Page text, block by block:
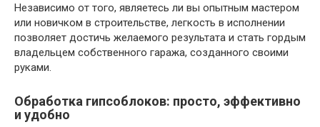
Независимо от того, являетесь ли вы опытным мастером
или новичком в строительстве, легкость в исполнении
позволяет достичь желаемого результата и стать гордым
владельцем собственного гаража, созданного своими
руками.
Обработка гипсоблоков: просто, эффективно
и удобно